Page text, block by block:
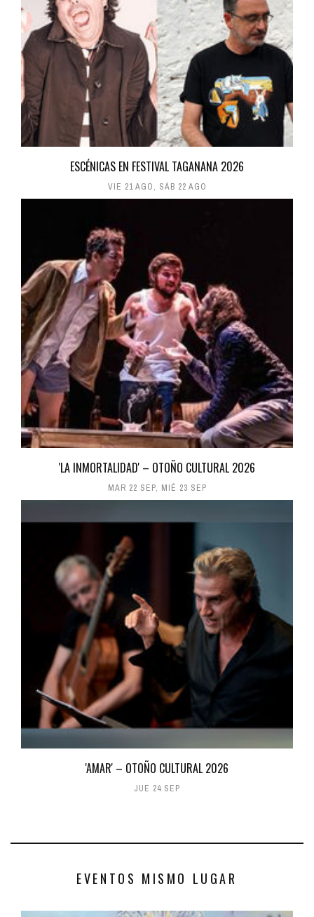
ESCÉNICAS EN FESTIVAL TAGANANA 2026
VIE 21 AGO, SÁB 22 AGO
'LA INMORTALIDAD' – OTOÑO CULTURAL 2026
MAR 22 SEP, MIÉ 23 SEP
'AMAR' – OTOÑO CULTURAL 2026
JUE 24 SEP
EVENTOS MISMO LUGAR